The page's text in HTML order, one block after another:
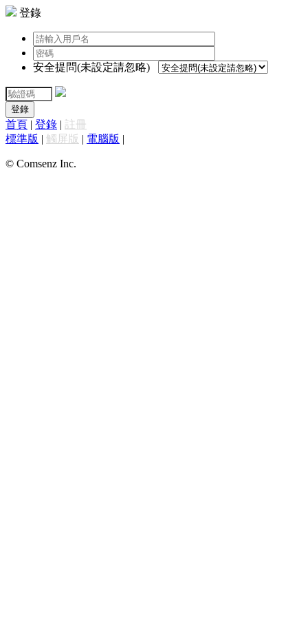
登錄
安全提問(未設定請忽略)
登錄
首頁 | 登錄 | 註冊
標準版 | 觸屏版 | 電腦版 |
© Comsenz Inc.